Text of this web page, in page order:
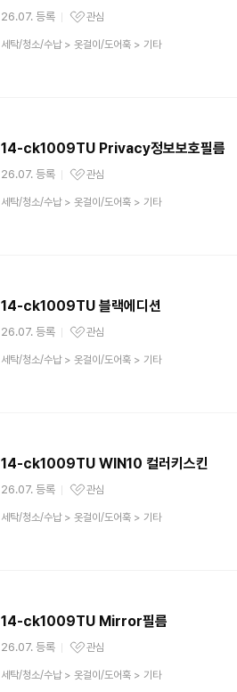
26.07. 등록
관심상품
관심
상
세탁/청소/수납> 옷걸이/도어훅> 기타
14-ck1009TU Privacy정보보호필름
26.07. 등록
관심상품
관심
상
세탁/청소/수납> 옷걸이/도어훅> 기타
14-ck1009TU 블랙에디션
26.07. 등록
관심상품
관심
상
세탁/청소/수납> 옷걸이/도어훅> 기타
14-ck1009TU WIN10 컬러키스킨
26.07. 등록
관심상품
관심
상
세탁/청소/수납> 옷걸이/도어훅> 기타
14-ck1009TU Mirror필름
26.07. 등록
관심상품
관심
상
세탁/청소/수납> 옷걸이/도어훅> 기타